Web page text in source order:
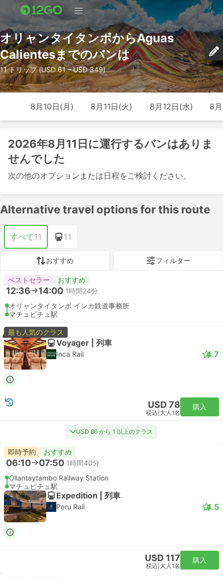
オリャンタイタンボからAguas
Calientesまでのバンは
11 トリップ (USD 61 – USD 349)
8月10日(月) 8月11日(火) 8月12日(水) 8
2026年8月11日に運行するバンはありま
せんでした
次の他のオプションまたは日程をご検討ください。
Alternative travel options for this route
すべて11 11
おすすめ フィルター
ベストセラー おすすめ
12:36 14:00 1時間24分
オリャンタイタンボ インカ鉄道事務所
マチュピチュ駅
最も人気のクラス
Voyager | 列車
Inca Rail 4.7
USD 78
税込 大人1名
購入
USD 86 から 1 以上のクラス
即時予約 おすすめ
06:10 07:50 1時間40分
Ollantaytambo Railway Station
マチュピチュ駅
Expedition | 列車
Peru Rail 4.5
USD 117
税込 大人1名
購入